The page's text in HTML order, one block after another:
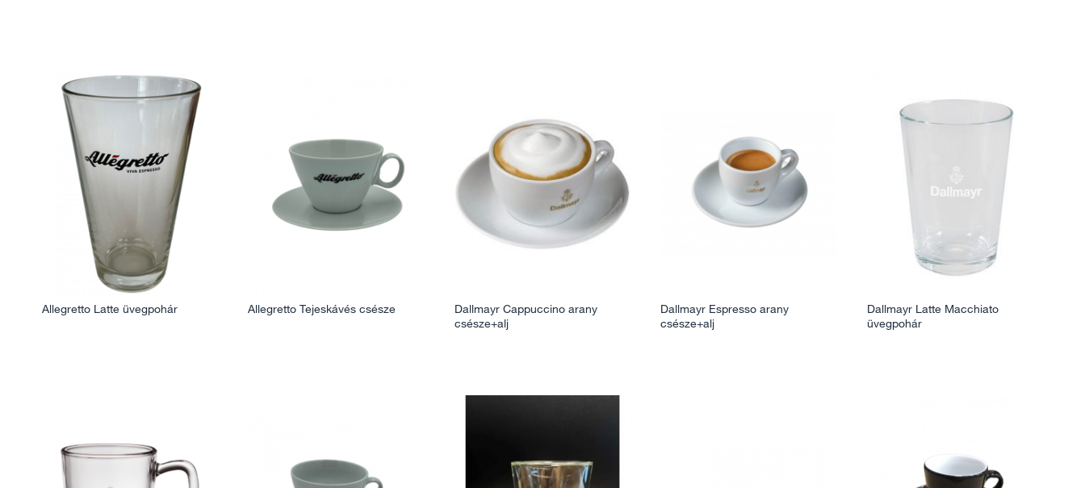
Allegretto Latte üvegpohár Allegretto Tejeskávés csésze
Dallmayr Cappuccino arany
csésze+alj
Dallmayr Espresso arany
csésze+alj
Dallmayr Latte Macchiato
üvegpohár